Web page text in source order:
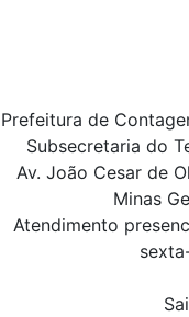
Prefeitura de
Subsecretaria do
Av. João Cesar de
Minas
Atendimento